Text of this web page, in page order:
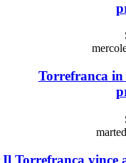
Torrefranca in
Il Torrefranca vince